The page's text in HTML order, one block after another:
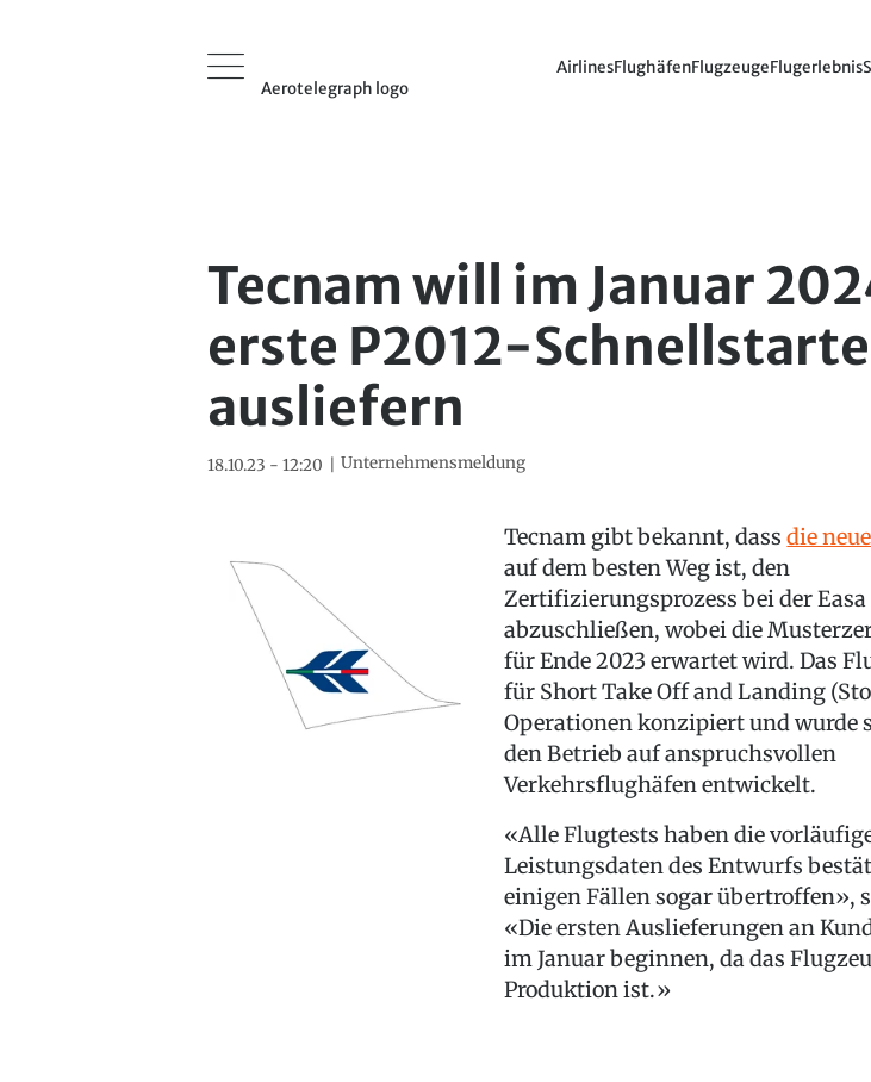
Aerotelegraph logo
AirlinesFlughäfenFlugzeugeFlugerlebnis
Tecnam will im Januar
erste P2012-
ausliefern
18.10.23 - 12:20 Unternehmensmeldung
Tecnam gibt bekannt, dassdie
auf dem besten Weg ist, den
Zertifizierungsprozess bei der Easa
abzuschließen, wobei die
für Ende 2023 erwartet wird. Das
für Short Take Off and Landing
Operationen konzipiert und wurde
den Betrieb auf anspruchsvollen
Verkehrsflughäfen entwickelt.
«Alle Flugtests haben die
Leistungsdaten des Entwurfs
einigen Fällen sogar übertroffen»,
«Die ersten Auslieferungen an
im Januar beginnen, da das
Produktion ist.»